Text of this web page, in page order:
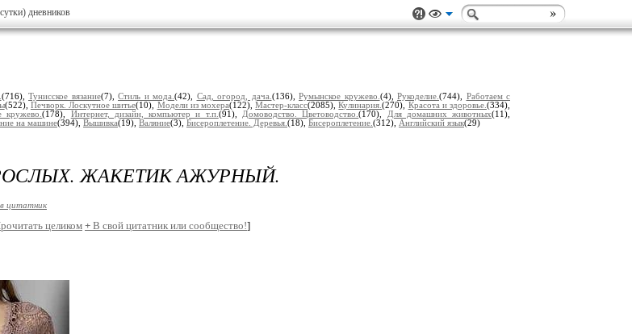
дневников
(716), Тунисское вязание(7), Стиль и мода. (42), Сад, огород, дача. (136), Румынское кружево. (4), Рукоделие. (744), Работаем с
(522), Печворк. Лоскутное шитье(10), Модели из мохера(122),Мастер-класс(2085),Кулинария.(270), Красота и здоровье.(334),
кружево.(178), Интернет, дизайн, компьютер и т.п. (91), Домоводство. Цветоводство.(170), Для домашних животных(11),
на машине(394), Вышивка(19), Валяние(3), Бисероплетение. Деревья. (18), Бисероплетение. (312), Английский язык(29)
ЖАКЕТИК АЖУРНЫЙ.
цитатник
целиком+ В свой цитатник или сообщество!]